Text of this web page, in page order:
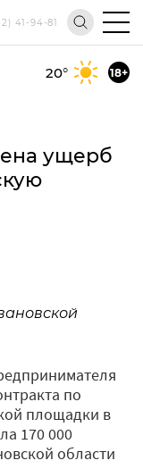
41-94-81
20° 18+
ущерб
по
площадки в
170 000
области